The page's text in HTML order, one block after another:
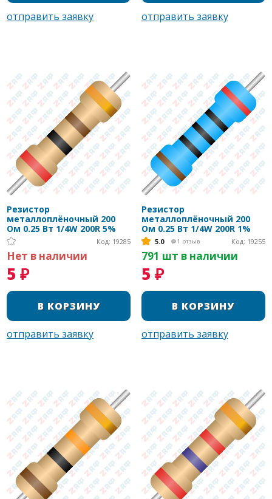
Резистор
металлоплёночный 200
Ом 0.25 Вт 1/4W 200R 5%
Код: 19285
Нет в наличии
5 ₽
Резистор
металлоплёночный 200
Ом 0.25 Вт 1/4W 200R 1%
5.0 1 отзыв Код: 19255
791 шт в наличии
5 ₽